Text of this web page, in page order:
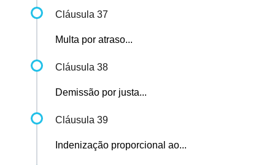
Cláusula 37
Multa por atraso...
Cláusula 38
Demissão por justa...
Cláusula 39
Indenização proporcional ao...